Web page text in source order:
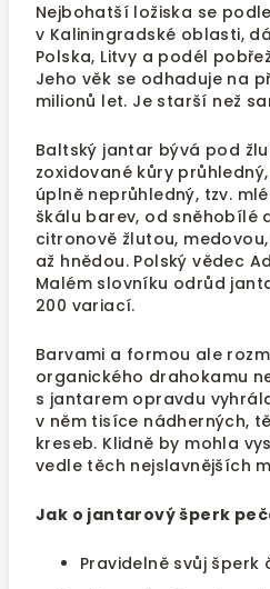
Nejbohatší ložiska se
v Kaliningradské oblasti,
Polska, Litvy a podél
Jeho věk se odhaduje na
milionů let. Je starší než
Baltský jantar bývá pod
zoxidované kůry
úplně neprůhledný, tzv.
škálu barev, od sněhobílé
citronově žlutou,
až hnědou. Polský vědec
Malém slovníku odrůd
200 variací.
Barvami a formou ale
organického drahokamu
s jantarem opravdu
v něm tisíce nádherných,
kreseb. Klidně by mohla
vedle těch nejslavnějších
Jak o jantarový šperk
Pravidelně svůj šperk